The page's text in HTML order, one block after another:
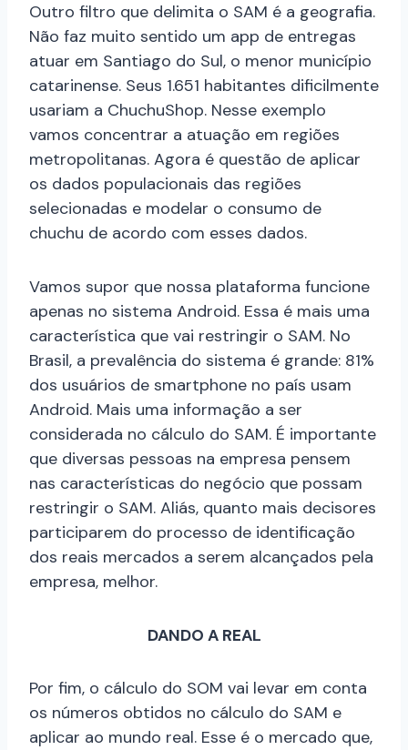
Outro filtro que delimita o SAM é a geografia.
Não faz muito sentido um app de entregas
atuar em Santiago do Sul, o menor município
catarinense. Seus 1.651 habitantes dificilmente
usariam a ChuchuShop. Nesse exemplo
vamos concentrar a atuação em regiões
metropolitanas. Agora é questão de aplicar
os dados populacionais das regiões
selecionadas e modelar o consumo de
chuchu de acordo com esses dados.
Vamos supor que nossa plataforma funcione
apenas no sistema Android. Essa é mais uma
característica que vai restringir o SAM. No
Brasil, a prevalência do sistema é grande: 81%
dos usuários de smartphone no país usam
Android. Mais uma informação a ser
considerada no cálculo do SAM. É importante
que diversas pessoas na empresa pensem
nas características do negócio que possam
restringir o SAM. Aliás, quanto mais decisores
participarem do processo de identificação
dos reais mercados a serem alcançados pela
empresa, melhor.
DANDO A REAL
Por fim, o cálculo do SOM vai levar em conta
os números obtidos no cálculo do SAM e
aplicar ao mundo real. Esse é o mercado que,